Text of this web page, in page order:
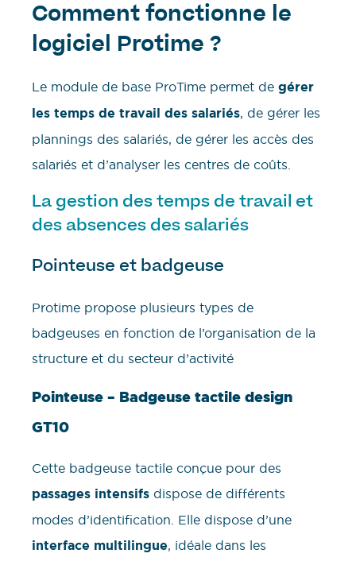
Comment fonctionne le
logiciel Protime ?
Le module de base ProTime permet de gérer
les temps de travail des salariés, de gérer les
plannings des salariés, de gérer les accès des
salariés et d’analyser les centres de coûts.
La gestion des temps de travail et
des absences des salariés
Pointeuse et badgeuse
Protime propose plusieurs types de
badgeuses en fonction de l’organisation de la
structure et du secteur d’activité
Pointeuse – Badgeuse tactile design
GT10
Cette badgeuse tactile conçue pour des
passages intensifs dispose de différents
modes d’identification. Elle dispose d’une
interface multilingue, idéale dans les